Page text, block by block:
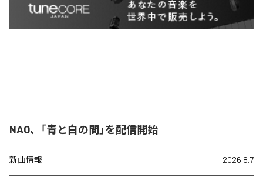
NAO、「青と白の間」を配信開始
新曲情報 2026.8.7